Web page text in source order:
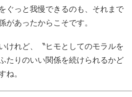
ぐっと我慢できるのも、それまで
があったからこそです。
けれど、〝ヒモとしてのモラルを
たりのいい関係を続けられるかど
ね。